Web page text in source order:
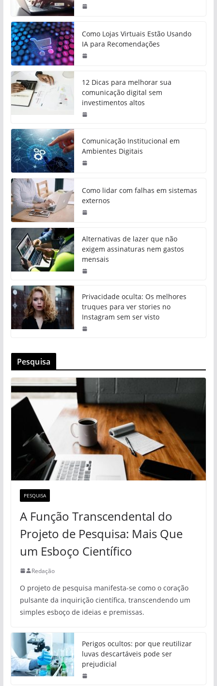
Como Lojas Virtuais Estão Usando
IA para Recomendações
12 Dicas para melhorar sua
comunicação digital sem
investimentos altos
Comunicação Institucional em
Ambientes Digitais
Como lidar com falhas em sistemas
externos
Alternativas de lazer que não
exigem assinaturas nem gastos
mensais
Privacidade oculta: Os melhores
truques para ver stories no
Instagram sem ser visto
Pesquisa
PESQUISA
A Função Transcendental do
Projeto de Pesquisa: Mais Que
um Esboço Científico
Redação
O projeto de pesquisa manifesta-se como o coração
pulsante da inquirição científica, transcendendo um
simples esboço de ideias e premissas.
Perigos ocultos: por que reutilizar
luvas descartáveis pode ser
prejudicial